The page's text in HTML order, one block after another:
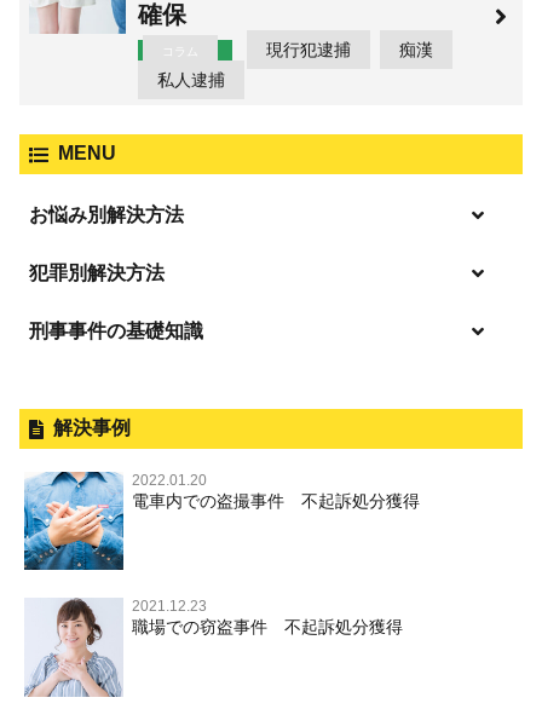
確保
コラム 現行犯逮捕
痴漢
私人逮捕
MENU
お悩み別解決方法
「逮捕」について適切に知ることで不安や悩みを解消する
逮捕後、早急な釈放・保釈を望むときにすべきこと
無実・無罪の証明をしたい
被害者との示談を円満に進めるためには
刑事事件で被疑者を不起訴処分にするには
事件を秘密にするためにとるべき行動とは
犯罪別解決方法
事件別－暴力事件
暴行・傷害
殺人
過失致死・過失傷害
脅迫・強要
逮捕・監禁
略取・誘拐・人身売買
器物損壊
性犯罪 TOP
痴漢
盗撮，のぞき
不同意わいせつ（旧：強制わいせつ，準強制わいせつ），
監護者わいせつ
不同意性交等・監護者性交等
淫行・援助交際
事件別－財産犯
財産犯 TOP
窃盗罪
詐欺罪
恐喝罪
事件別－薬物事件
薬物事件 TOP
覚せい剤
大麻
麻薬及び向精神薬
事件別－交通違反・交通事故
交通違反・交通事故 TOP
人身事故・死亡事故
ひき逃げ・当て逃げ
その他
その他 TOP
刑事事件の基礎知識
外国人事件の手続きと特色
刑事裁判の概要・手続
公務員の逮捕・刑事事件
控訴・上告
国選弁護士と私選弁護士の違い
裁判員裁判
司法取引・刑事免責
解決事例
2022.01.20
電車内での盗撮事件 不起訴処分獲得
2021.12.23
職場での窃盗事件 不起訴処分獲得